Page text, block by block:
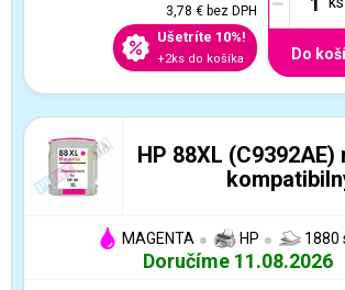
3,78 €bez DPH
Ušetríte 10%!
+2ks do košíka Do
HP 88XL (C9392AE)
MAGENTA HP 1880
Doručíme 11.08.2026